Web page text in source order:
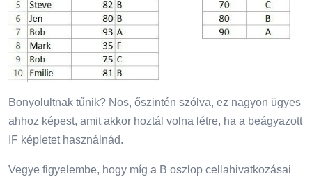
Bonyolultnak tűnik? Nos, őszintén szólva, ez nagyon ügyes
ahhoz képest, amit akkor hoztál volna létre, ha a beágyazott
IF képletet használnád.
Vegye figyelembe, hogy míg a B oszlop cellahivatkozásai